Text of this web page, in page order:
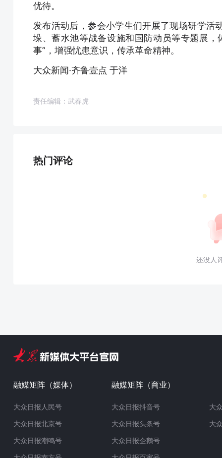
优待。
发布活动后，参会小学生们开展了现场研学活
垛、蓄水池等战备设施和国防动员等专题展
事”，增强忧患意识，传承革命精神。
大众新闻·齐鲁壹点 于洋
责任编辑：武春虎
热门评论
还没人
融媒矩阵（媒体）
大众日报人民号
大众日报北京号
大众日报潮鸣号
融媒矩阵（商业）
大众日报抖音号
大众日报头条号
大众日报企鹅号
大
大